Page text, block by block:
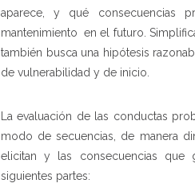
aparece, y qué consecuencias
mantenimiento en el futuro.
también busca una hipótesis
de vulnerabilidad y de inicio.
La evaluación de las conductas
modo de secuencias, de manera
elicitan y las consecuencias que
siguientes partes: